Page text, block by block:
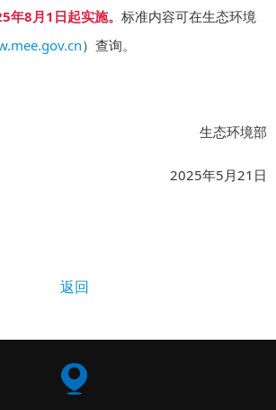
年8月1日起实施。 标准内容可在生态环境
）查询。
生态环境部
2025年5月21日
返回